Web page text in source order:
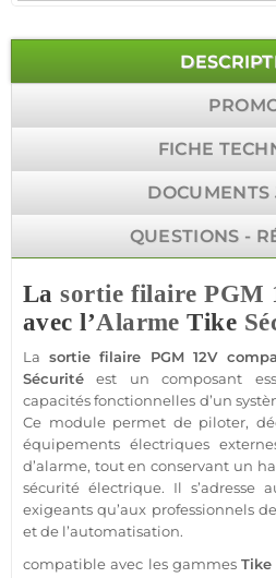
FICHE
DOCUMENTS
QUESTIONS -
Lasortie filaire PGM
avec l’Alarme Tike
La sortie filaire PGM 12V
Sécurité est un composant
capacités fonctionnelles d’un
Ce modulepermet de piloter,
équipements électriques
d’alarme, tout en conservant un
sécurité électrique. Il s’adresse
exigeants qu’aux professionnels
et de l’automatisation.
compatible avec les gammes